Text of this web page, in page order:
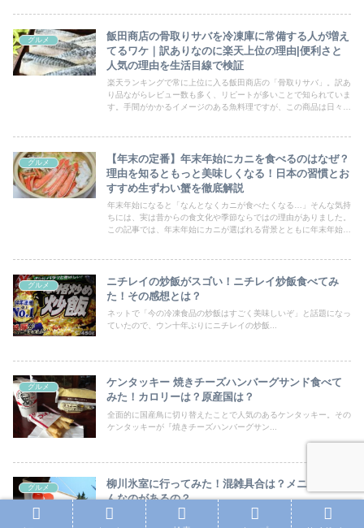
グルメ
飯田商店の骨取りサバを冷凍庫に常備する人が増え
てるワケ｜訳ありなのに楽天上位の理由|便利さと
人気の理由を生活目線で検証
楽天ランキングで常に上位に入る飯田商店の「骨取りサバ」。訳あ
り品ながらレビュー数も多く、リピートが多いことで知られていま
す。手間がかかるイメージのある魚料理ですが、この商品は日々の
グルメ
【年末の定番】年末年始にカニを食べるのはなぜ？
理由を知るともっと美味しくなる！日本の習慣とお
すすめ生ずわい蟹を徹底解説
年末年始になると「なんとなくカニが食べたくなる…」そんな気持
ちには、実は昔からの食文化や季節ならではの理由がありました。
この記事では、年末年始にカニが選ばれる背景とともに年末年始に
グルメ
ニチレイの炒飯がスゴい！ニチレイ炒飯食べてみ
た！その感想とは？
ネットで「今の冷凍食品の炒飯はすごく美味しいぞ」と話題になっ
ていたので、ウン十年ぶりにニチレイの炒飯...
グルメ
ケンタッキー 焼きチーズハンバーグサンド食べて
みた！カロリーは？原産国は？
全面的に国産鳥に切り替えたことで人気のあるケンタッキー。その
ケンタッキーが『焼きチーズハンバーグサン...
グルメ
柳川氷室に行ってみた！混雑具合は？メニューはど
んなのがあるの？
暑い日が続いているとついつい食べたくなってしまうかき氷。夏に